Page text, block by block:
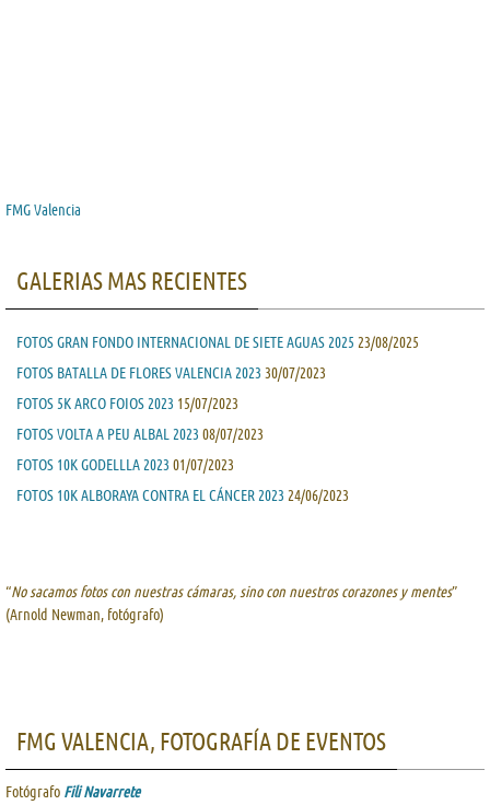
FMG Valencia
GALERIAS MAS RECIENTES
FOTOS GRAN FONDO INTERNACIONAL DE SIETE AGUAS 2025 23/08/2025
FOTOS BATALLA DE FLORES VALENCIA 2023 30/07/2023
FOTOS 5K ARCO FOIOS 2023 15/07/2023
FOTOS VOLTA A PEU ALBAL 2023 08/07/2023
FOTOS 10K GODELLLA 2023 01/07/2023
FOTOS 10K ALBORAYA CONTRA EL CÁNCER 2023 24/06/2023
“No sacamos fotos con nuestras cámaras, sino con nuestros corazones y mentes”
(Arnold Newman, fotógrafo)
FMG VALENCIA, FOTOGRAFÍA DE EVENTOS
Fotógrafo Fili Navarrete